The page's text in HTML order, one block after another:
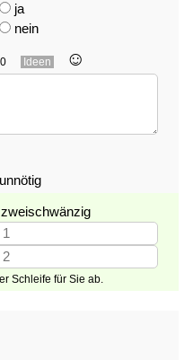
ja
nein
Ideen ☺︎
unnötig
Schleife für Sie ab.